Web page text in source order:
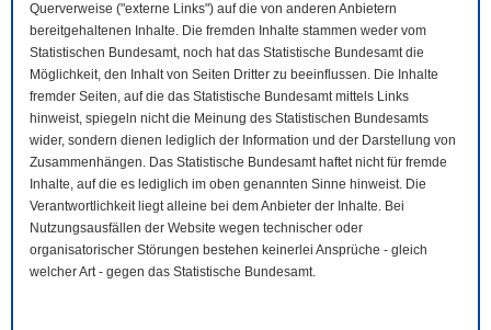
Querverweise ("externe Links") auf die von anderen Anbietern
bereitgehaltenen Inhalte. Die fremden Inhalte stammen weder vom
Statistischen Bundesamt, noch hat das Statistische Bundesamt die
Möglichkeit, den Inhalt von Seiten Dritter zu beeinflussen. Die Inhalte
fremder Seiten, auf die das Statistische Bundesamt mittels Links
hinweist, spiegeln nicht die Meinung des Statistischen Bundesamts
wider, sondern dienen lediglich der Information und der Darstellung von
Zusammenhängen. Das Statistische Bundesamt haftet nicht für fremde
Inhalte, auf die es lediglich im oben genannten Sinne hinweist. Die
Verantwortlichkeit liegt alleine bei dem Anbieter der Inhalte. Bei
Nutzungsausfällen der Website wegen technischer oder
organisatorischer Störungen bestehen keinerlei Ansprüche - gleich
welcher Art - gegen das Statistische Bundesamt.